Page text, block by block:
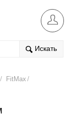
Искать
/ FitMax /